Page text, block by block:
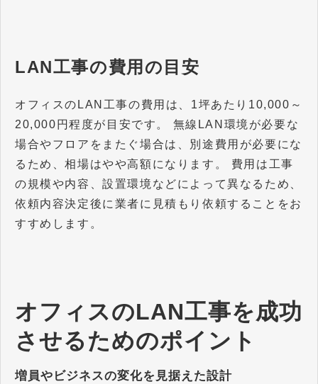
LAN工事の費用の目安
オフィスのLAN工事の費用は、1坪あたり10,000～
20,000円程度が目安です。 無線LAN環境が必要な
場合やフロアをまたぐ場合は、別途費用が必要にな
るため、相場はやや高額になります。 費用は工事
の規模や内容、設置環境などによって異なるため、
依頼内容決定後に業者に見積もり依頼することをお
すすめします。
オフィスのLAN工事を成功
させるためのポイント
増員やビジネスの変化を見据えた設計